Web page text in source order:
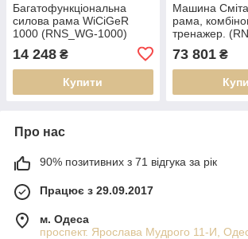
Багатофункціональна
силова рама WiCiGeR
1000 (RNS_WG-1000)
14 248 ₴
Купити
Машина
рама,
тренажер.
МАШИНА-
73 801₴
Про нас
90% позитивних з 71 відгука за рік
Працює з 29.09.2017
м. Одеса
проспект. Ярослава Мудрого 11-И,